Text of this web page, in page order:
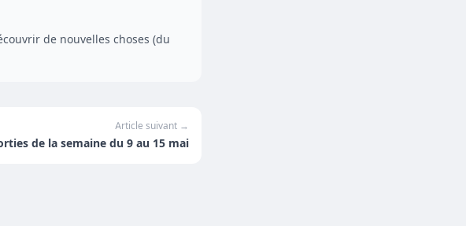
de nouvelles choses (du
Article suivant →
de la semaine du 9 au 15 mai